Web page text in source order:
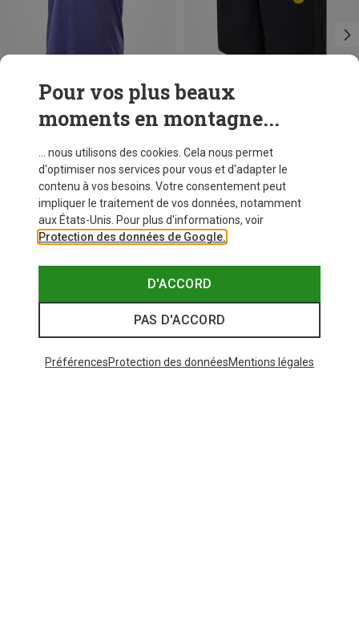
Vous économisez 27% Vous économisez 16%
Pour vos plus beaux
moments en montagne...
... nous utilisons des cookies. Cela nous permet
d'optimiser nos services pour vous et d'adapter le
contenu à vos besoins. Votre consentement peut
impliquer le traitement de vos données, notamment
aux États-Unis. Pour plus d'informations, voir
Protection des données de Google.
D'ACCORD
PAS D'ACCORD
PréférencesProtection des donnéesMentions légales